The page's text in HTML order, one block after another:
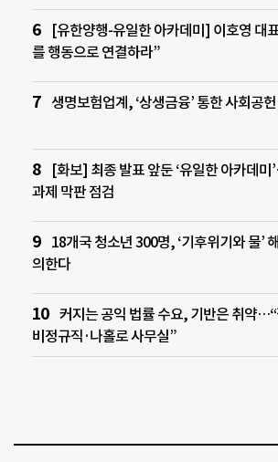
[유한양행-유일한 아카데미] 이호영 대
를 행동으로 연결하라”
생명보험업계, ‘상생금융’ 통한 사회공헌
[화보] 최종 발표 앞둔 ‘유일한 아카데미
과제 막판 점검
18개국 청소년 300명, ‘기후위기와 물’
의한다
커지는 공익 법률 수요, 기반은 취약
비정규직·나홀로 사무실”